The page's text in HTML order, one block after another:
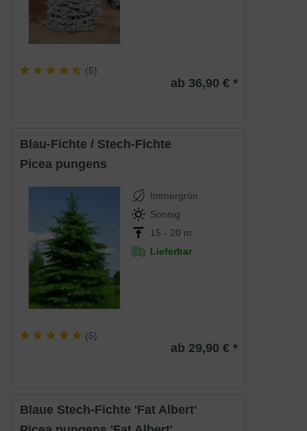
(5)
ab 36,90 € *
Blau-Fichte / Stech-Fichte
Picea pungens
Immergrün
Sonnig
15 - 20 m
Lieferbar
(5)
ab 29,90 € *
Blaue Stech-Fichte 'Fat Albert'